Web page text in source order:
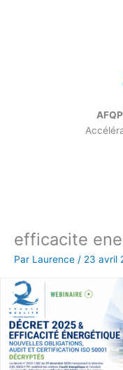
efficacite
Par Laurence / 23 avril